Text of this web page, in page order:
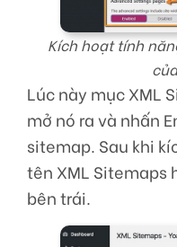
Kích hoạt tính
Lúc này mục XML
mở nó ra và nhấn
sitemap. Sau khi
tên XML Sitemaps
bên trái.